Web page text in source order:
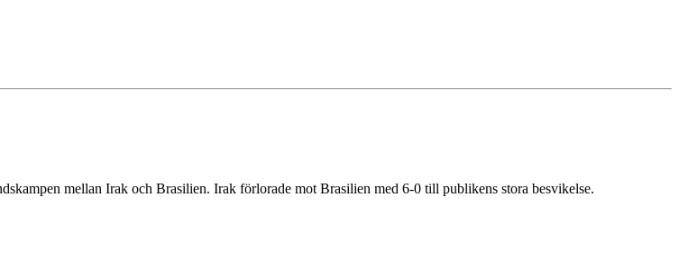
mellan Irak och Brasilien. Irak förlorade mot Brasilien med 6-0 till publikens stora besvikelse.